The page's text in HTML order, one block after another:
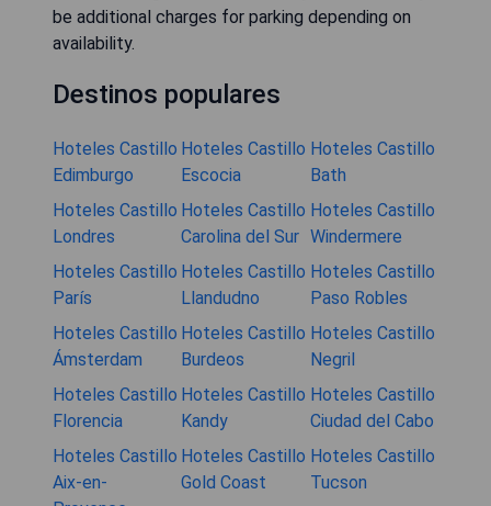
be additional charges for parking depending on
availability.
Destinos populares
Hoteles Castillo
Edimburgo
Hoteles Castillo
Escocia
Hoteles Castillo
Bath
Hoteles Castillo
Londres
Hoteles Castillo
Carolina del Sur
Hoteles Castillo
Windermere
Hoteles Castillo
París
Hoteles Castillo
Llandudno
Hoteles Castillo
Paso Robles
Hoteles Castillo
Ámsterdam
Hoteles Castillo
Burdeos
Hoteles Castillo
Negril
Hoteles Castillo
Florencia
Hoteles Castillo
Kandy
Hoteles Castillo
Ciudad del Cabo
Hoteles Castillo
Aix-en-
Hoteles Castillo
Gold Coast
Hoteles Castillo
Tucson